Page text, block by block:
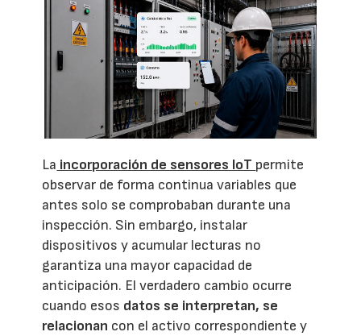
La incorporación de sensores IoT permite
observar de forma continua variables que
antes solo se comprobaban durante una
inspección. Sin embargo, instalar
dispositivos y acumular lecturas no
garantiza una mayor capacidad de
anticipación. El verdadero cambio ocurre
cuando esos datos se interpretan, se
relacionan con el activo correspondiente y